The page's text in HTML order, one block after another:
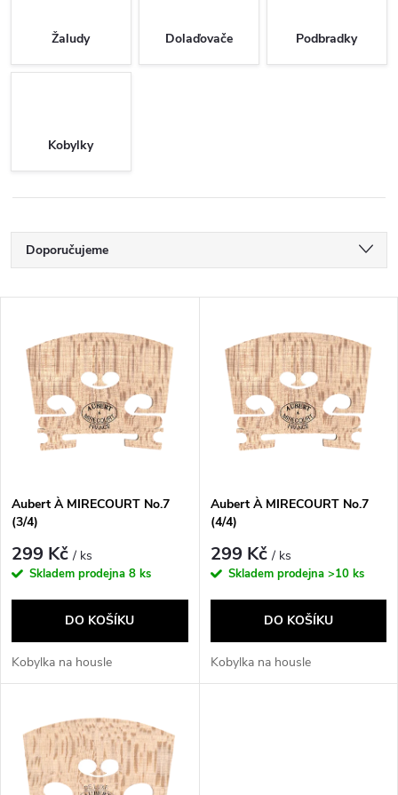
Žaludy Dolaďovače Podbradky
Kobylky
Ř
a
z
p
r
o
d
u
k
Doporučujeme
Nejprodávanější
Abecedně
ý
s
p
r
d
k
Aubert À MIRECOURT No.7
(3/4)
299 Kč/ ks
Skladem prodejna 8 ks
DO KOŠÍKU
Kobylka na housle
Aubert À MIRECOURT No.7
(4/4)
299 Kč/ ks
Skladem prodejna >10 ks
DO KOŠÍKU
Kobylka na housle